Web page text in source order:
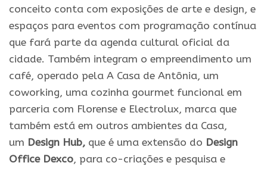
conceito conta com exposições de arte e design, e
espaços para eventos com programação contínua
que fará parte da agenda cultural oficial da
cidade. Também integram o empreendimento um
café, operado pela A Casa de Antônia, um
coworking, uma cozinha gourmet funcional em
parceria com Florense e Electrolux, marca que
também está em outros ambientes da Casa,
um Design Hub, que é uma extensão do Design
Office Dexco, para co-criações e pesquisa e